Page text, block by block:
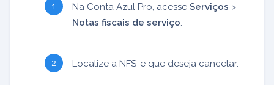
Na Conta Azul Pro, acesse Serviços >
Notas fiscais de serviço
Localize a NFS-e que deseja cancelar.